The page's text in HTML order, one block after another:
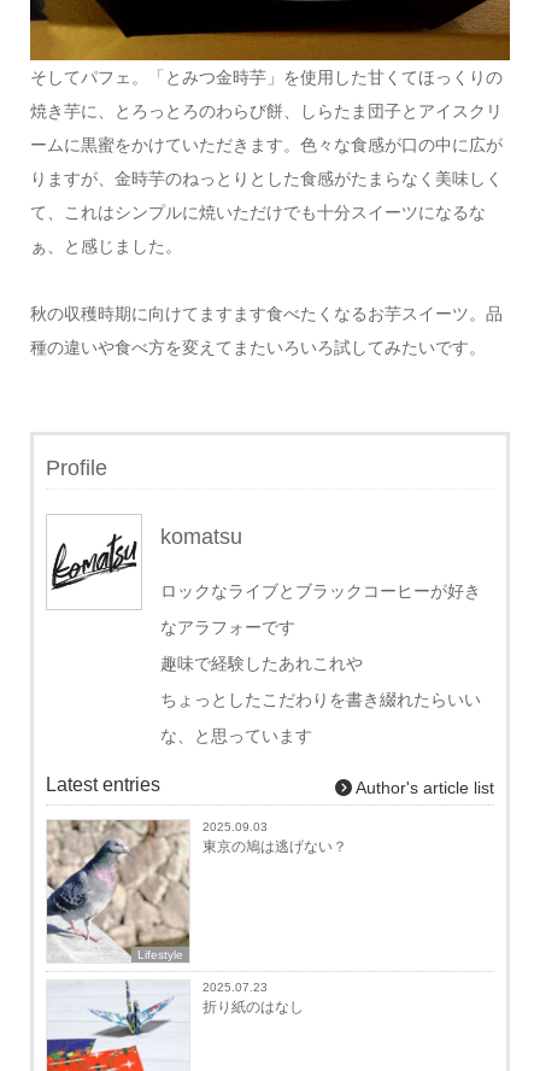
そしてパフェ。「とみつ金時芋」を使用した甘くてほっくりの
焼き芋に、とろっとろのわらび餅、しらたま団子とアイスクリ
ームに黒蜜をかけていただきます。色々な食感が口の中に広が
りますが、金時芋のねっとりとした食感がたまらなく美味しく
て、これはシンプルに焼いただけでも十分スイーツになるな
ぁ、と感じました。
秋の収穫時期に向けてますます食べたくなるお芋スイーツ。品
種の違いや食べ方を変えてまたいろいろ試してみたいです。
Profile
komatsu
ロックなライブとブラックコーヒーが好き
なアラフォーです
趣味で経験したあれこれや
ちょっとしたこだわりを書き綴れたらいい
な、と思っています
Latest entries Author's article list
Lifestyle
2025.09.03
東京の鳩は逃げない？
2025.07.23
折り紙のはなし